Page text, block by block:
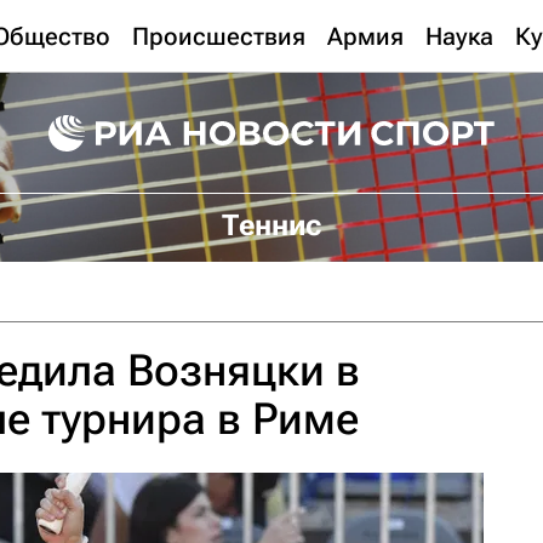
Происшествия Армия Наука
Теннис
Возняцки в
турнира в Риме